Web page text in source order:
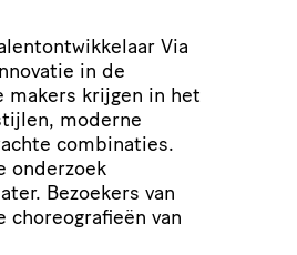
Via
in de
makers krijgen in het
moderne
combinaties.
onderzoek
Bezoekers van
choreografieën van